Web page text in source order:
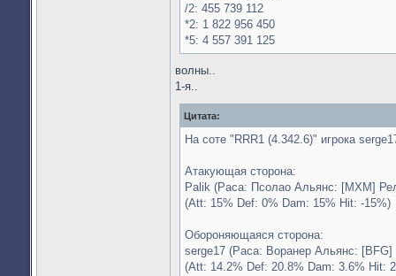
/2: 455 739 112
*2: 1 822 956 450
*5: 4 557 391 125
волны..
1-я..
Цитата:
На соте "RRR1 (4.342.6)" игрока
Атакующая сторона:
Palik (Раса: Псолао Альянс: [MXM]
(Att: 15% Def: 0% Dam: 15% Hit: -15%)
Обороняющаяся сторона:
serge17 (Раса: Воранер Альянс: [BFG]
(Att: 14.2% Def: 20.8% Dam: 3.6% Hit: